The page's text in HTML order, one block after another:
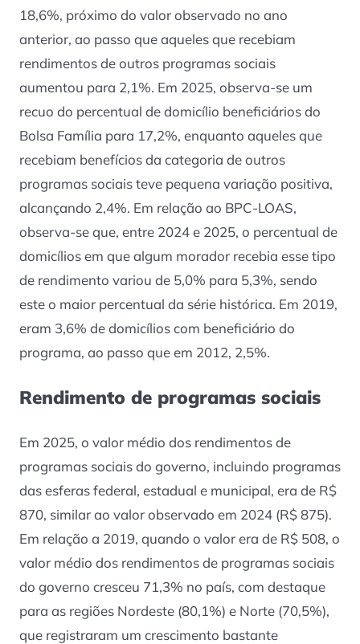
18,6%, próximo do valor observado no ano
anterior, ao passo que aqueles que recebiam
rendimentos de outros programas sociais
aumentou para 2,1%. Em 2025, observa-se um
recuo do percentual de domicílio beneficiários do
Bolsa Família para 17,2%, enquanto aqueles que
recebiam benefícios da categoria de outros
programas sociais teve pequena variação positiva,
alcançando 2,4%. Em relação ao BPC-LOAS,
observa-se que, entre 2024 e 2025, o percentual de
domicílios em que algum morador recebia esse tipo
de rendimento variou de 5,0% para 5,3%, sendo
este o maior percentual da série histórica. Em 2019,
eram 3,6% de domicílios com beneficiário do
programa, ao passo que em 2012, 2,5%.
Rendimento de programas sociais
Em 2025, o valor médio dos rendimentos de
programas sociais do governo, incluindo programas
das esferas federal, estadual e municipal, era de R$
870, similar ao valor observado em 2024 (R$ 875).
Em relação a 2019, quando o valor era de R$ 508, o
valor médio dos rendimentos de programas sociais
do governo cresceu 71,3% no país, com destaque
para as regiões Nordeste (80,1%) e Norte (70,5%),
que registraram um crescimento bastante